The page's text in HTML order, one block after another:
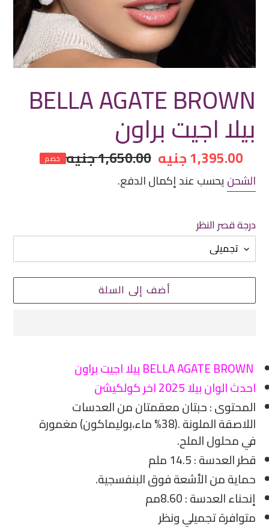
BELLA AGATE BROWN
بيلا اجيت براون
سعر
مخفض
1,395.00 جنيه سعر
عادي
1,650.00 جنيه خصم
الشحن يحسب عند إكمال الدفع.
درجة قصر النظر
أضف إلى السلة
منتج
إلى
سلة
التسوق
الخاصة
بك
احدث الوان بيلا 2025 اخر كولكيشن
المحتوى : حبتان معقمتان من العدسات
اللاصقة الملونة .(38% ماء،بوليماكون) مغمورة
في محلول الملح.
قطر العدسة : 14.5 ملم
حماية من الأشعة فوق البنفسجية.
إنحناء العدسة : 8.60مم
متوافرة تجميلي ونظر